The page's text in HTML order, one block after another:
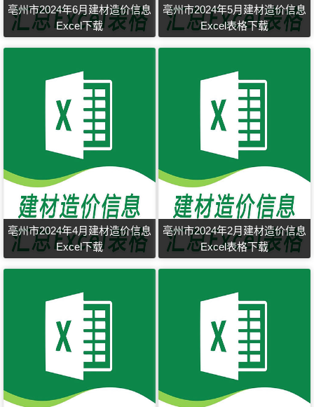
亳州市2024年6月建材造价信息
Excel下载
亳州市2024年5月建材造价信息
Excel表格下载
亳州市2024年4月建材造价信息
Excel下载
亳州市2024年2月建材造价信息
Excel表格下载